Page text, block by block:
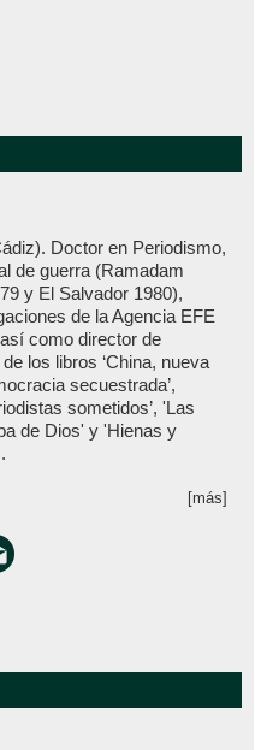
Doctor en Periodismo,
de guerra (Ramadam
y El Salvador 1980),
de la Agencia EFE
como director de
los libros ‘China, nueva
secuestrada’,
sometidos’, 'Las
de Dios' y 'Hienas y
[más]